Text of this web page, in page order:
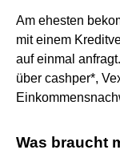
Am ehesten
mit einem
auf einmal
über cashper*,
Was braucht